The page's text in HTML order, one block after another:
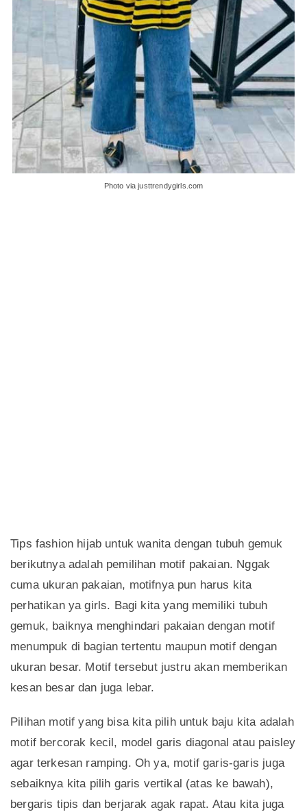
Photo via justtrendygirls.com
Tips fashion hijab untuk wanita dengan tubuh gemuk
berikutnya adalah pemilihan motif pakaian. Nggak
cuma ukuran pakaian, motifnya pun harus kita
perhatikan ya girls. Bagi kita yang memiliki tubuh
gemuk, baiknya menghindari pakaian dengan motif
menumpuk di bagian tertentu maupun motif dengan
ukuran besar. Motif tersebut justru akan memberikan
kesan besar dan juga lebar.
Pilihan motif yang bisa kita pilih untuk baju kita adalah
motif bercorak kecil, model garis diagonal atau paisley
agar terkesan ramping. Oh ya, motif garis-garis juga
sebaiknya kita pilih garis vertikal (atas ke bawah),
bergaris tipis dan berjarak agak rapat. Atau kita juga